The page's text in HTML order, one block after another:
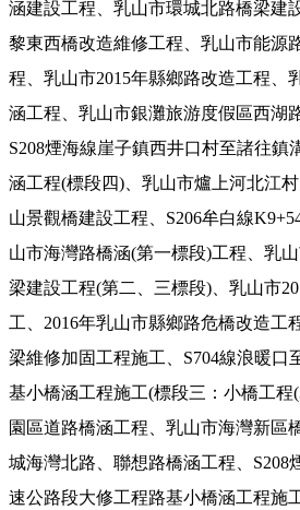
涵建設工程、乳山市環城北路橋梁建
黎東西橋改造維修工程、乳山市能源
程、乳山市2015年縣鄉路改造工程、
涵工程、乳山市銀灘旅游度假區西湖
S208煙海線崖子鎮西井口村至諸往鎮
涵工程(標段四)、乳山市爐上河北江
山景觀橋建設工程、S206牟白線
山市海灣路橋涵(第一標段)工程、乳
梁建設工程(第二、三標段)、乳山市
工、2016年乳山市縣鄉路危橋改造工
梁維修加固工程施工、S704線浪暖口
基小橋涵工程施工(標段三：小橋工程
園區道路橋涵工程、乳山市海灣新區
城海灣北路、聯想路橋涵工程、S208
速公路段大修工程路基小橋涵工程施